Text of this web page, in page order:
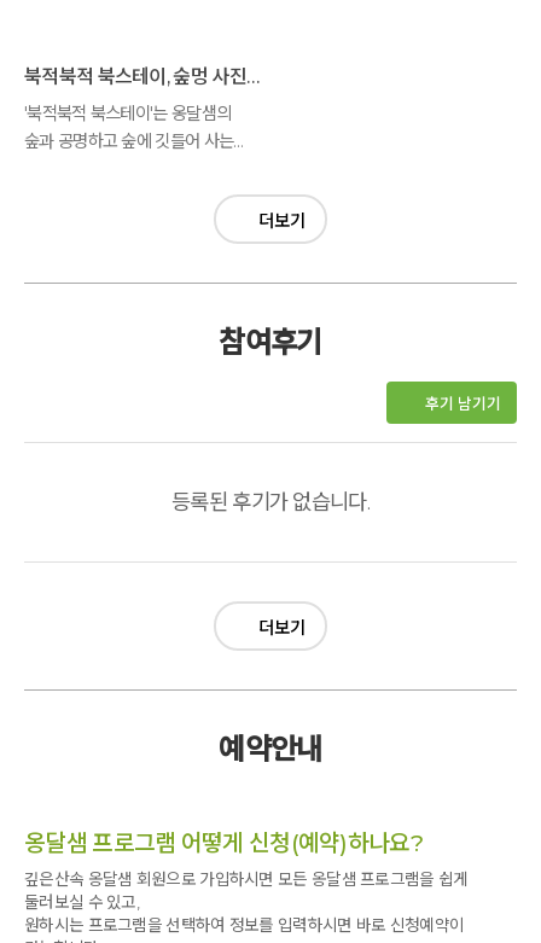
북적북적 북스테이, 숲멍 사진모음
'북적북적 북스테이'는 옹달샘의
숲과 공명하고 숲에 깃들어 사는
더보기
참여후기
후기 남기기
등록된 후기가 없습니다.
더보기
예약안내
옹달샘 프로그램 어떻게 신청(예약)하나요?
깊은산속 옹달샘 회원으로 가입하시면 모든 옹달샘 프로그램을 쉽게
둘러보실 수 있고,
원하시는 프로그램을 선택하여 정보를 입력하시면 바로 신청예약이